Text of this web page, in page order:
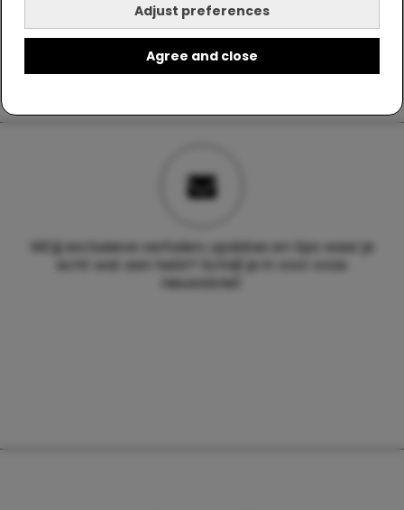
Adjust preferences
Agree and close
Wil jij exclusieve verhalen, updates en tips waar je
echt wat aan hebt? Schrijf je in voor onze
nieuwsbrief.